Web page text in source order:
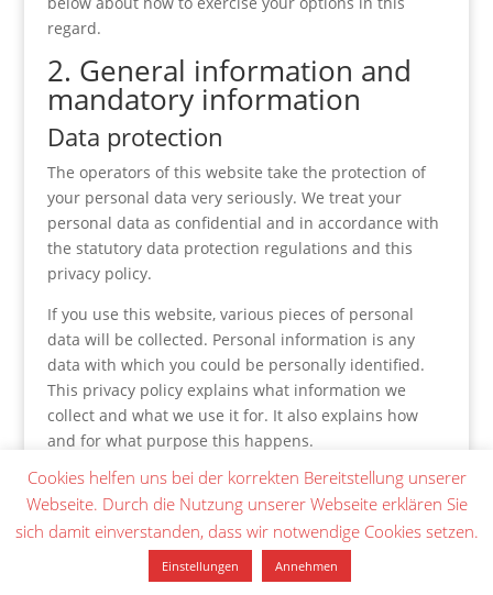
regard.
2. General information and
mandatory information
Data protection
The operators of this website take the protection of
your personal data very seriously. We treat your
personal data as confidential and in accordance with
the statutory data protection regulations and this
privacy policy.
If you use this website, various pieces of personal
data will be collected. Personal information is any
data with which you could be personally identified.
This privacy policy explains what information we
collect and what we use it for. It also explains how
and for what purpose this happens.
Please note that data transmitted via the internet
(e.g. via email communication) may be subject to
security breaches. Complete protection of your data
from third-party access is not possible.
Cookies helfen uns bei der korrekten Bereitstellung unserer
Webseite. Durch die Nutzung unserer Webseite erklären Sie
sich damit einverstanden, dass wir notwendige Cookies setzen.
Einstellungen Annehmen